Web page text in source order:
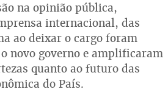
na opinião pública,
internacional, das
ao deixar o cargo foram
novo governo e amplificaram
quanto ao futuro das
do País.